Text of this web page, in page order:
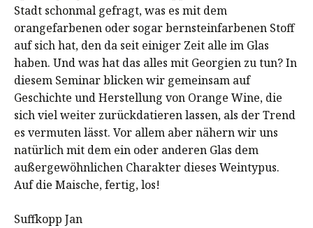
Stadt schonmal gefragt, was es mit dem
orangefarbenen oder sogar bernsteinfarbenen Stoff
auf sich hat, den da seit einiger Zeit alle im Glas
haben. Und was hat das alles mit Georgien zu tun? In
diesem Seminar blicken wir gemeinsam auf
Geschichte und Herstellung von Orange Wine, die
sich viel weiter zurückdatieren lassen, als der Trend
es vermuten lässt. Vor allem aber nähern wir uns
natürlich mit dem ein oder anderen Glas dem
außergewöhnlichen Charakter dieses Weintypus.
Auf die Maische, fertig, los!
Suffkopp Jan